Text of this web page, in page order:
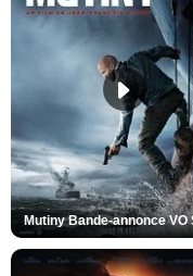
Mutiny Bande-annonce VO